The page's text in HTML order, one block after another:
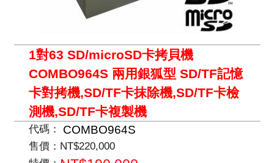
1對63 SD/microSD卡拷貝機
COMBO964S 兩用銀狐型 SD/TF記憶
卡對拷機,SD/TF卡抹除機,SD/TF卡檢
測機,SD/TF卡複製機
代碼： COMBO964S
售價： NT$220,000